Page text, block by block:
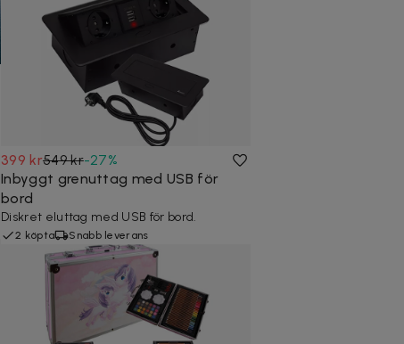
399 kr549 kr-27%
Inbyggt grenuttag med USB för
bord
Diskret eluttag med USB för bord.
2 köpta Snabb leverans